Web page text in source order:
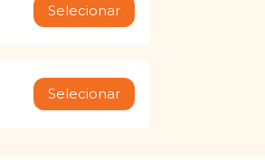
Selecionar
Selecionar